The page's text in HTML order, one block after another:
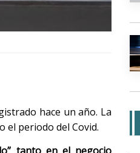
hace un año. La
el periodo del Covid.